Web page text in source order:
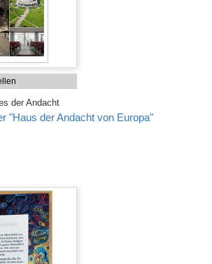
der Andacht
"Haus der Andacht von Europa"